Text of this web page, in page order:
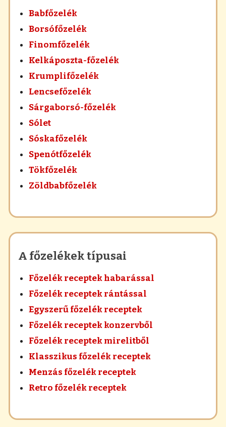
Babfőzelék
Borsófőzelék
Finomfőzelék
Kelkáposzta-főzelék
Krumplifőzelék
Lencsefőzelék
Sárgaborsó-főzelék
Sólet
Sóskafőzelék
Spenótfőzelék
Tökfőzelék
Zöldbabfőzelék
A főzelékek típusai
Főzelék receptek habarással
Főzelék receptek rántással
Egyszerű főzelék receptek
Főzelék receptek konzervből
Főzelék receptek mirelitből
Klasszikus főzelék receptek
Menzás főzelék receptek
Retro főzelék receptek